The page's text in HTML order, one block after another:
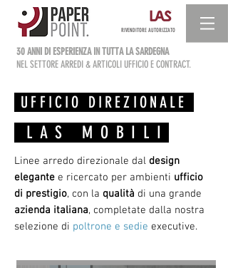
RIVENDITORE AUTORIZZATO
30 ANNI DI ESPERIENZA IN TUTTA LA SARDEGNA
NEL SETTORE ARREDI & ARTICOLI UFFICIO E CONTRACT.
UFFICIO DIREZIONALE
LAS MOBILI
Linee arredo direzionale dal design
elegante e ricercato per ambienti ufficio
di prestigio, con la qualità di una grande
azienda italiana, completate dalla nostra
selezione di poltrone e sedie executive.
MONOLITH